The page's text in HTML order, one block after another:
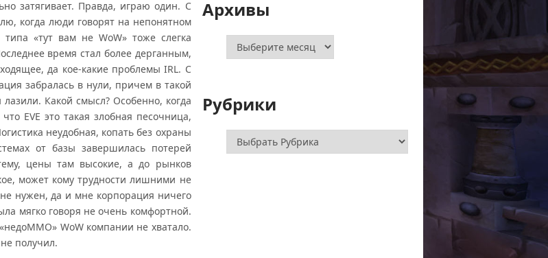
затягивает. Правда, играю один. С
когда люди говорят на непонятном
«тут вам не WoW» тоже слегка
время стал более дерганным,
да кое-какие проблемы IRL. С
забралась в нули, причем в такой
Какой смысл? Особенно, когда
EVE это такая злобная песочница,
неудобная, копать без охраны
от базы завершилась потерей
цены там высокие, а до рынков
может кому трудности лишними не
нужен, да и мне корпорация ничего
мягко говоря не очень комфортной.
WoW компании не хватало.
получил.
Архивы
Архивы
Рубрики
Рубрики